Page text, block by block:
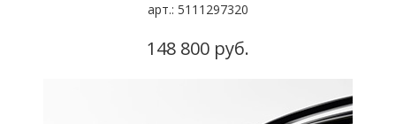
арт.: 5111297320
148 800 руб.